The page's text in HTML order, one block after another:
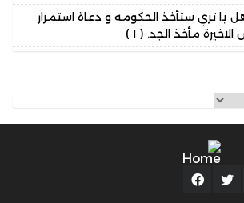
يا تري ستأخذ الحكومه و دعاة استمرار
مأخذ الجد. ( ١ )